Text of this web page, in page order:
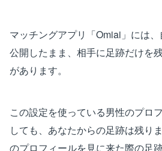
マッチングアプリ「Omiai」には
公開したまま、相手に足跡だけを
があります。
この設定を使っている男性のプロ
しても、あなたからの足跡は残り
のプロフィールを見に来た際の足